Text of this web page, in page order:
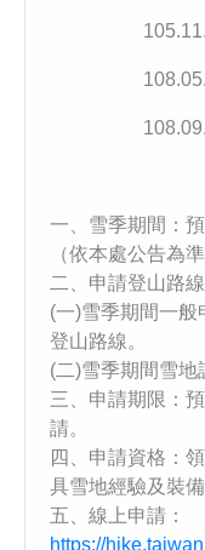
一、雪季期間：
（依本處公告為準
二、申請登山路線
(一)雪季期間一
登山路線。
(二)雪季期間雪地
三、申請期限：
請。
四、申請資格：
具雪地經驗及裝備
五、線上申請：
https://